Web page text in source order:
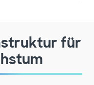
für